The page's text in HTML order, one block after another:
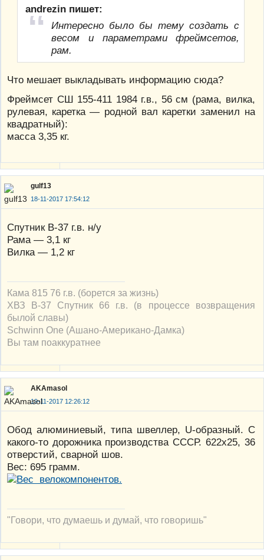
andrezin пишет:
Интересно было бы тему создать с
весом и параметрами фреймсетов,
рам.
Что мешает выкладывать информацию сюда?
Фреймсет СШ 155-411 1984 г.в., 56 см (рама, вилка,
рулевая, каретка — родной вал каретки заменил на
квадратный):
масса 3,35 кг.
gulf13
18-11-2017 17:54:12
Спутник В-37 г.в. н/у
Рама — 3,1 кг
Вилка — 1,2 кг
Кама 815 76 г.в. (борется за жизнь)
ХВЗ В-37 Спутник 66 г.в. (в процессе возвращения
былой славы)
Schwinn One (Ашано-Американо-Дамка)
Вы там поаккуратнее
AKAmasol
19-11-2017 12:26:12
Обод алюминиевый, типа швеллер, U-образный. С
какого-то дорожника производства СССР. 622х25, 36
отверстий, сварной шов.
Вес: 695 грамм.
"Говори, что думаешь и думай, что говоришь"